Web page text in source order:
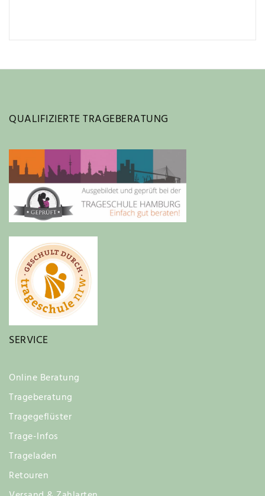
QUALIFIZIERTE TRAGEBERATUNG
SERVICE
Online Beratung
Trageberatung
Tragegeflüster
Trage-Infos
Trageladen
Retouren